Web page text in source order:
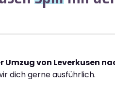
Umzug von Leverkusen
dich gerne ausführlich.